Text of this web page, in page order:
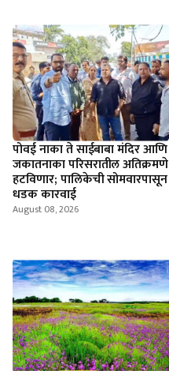
पोवई नाका ते साईबाबा मंदिर आणि
जकातनाका परिसरातील अतिक्रमणे
हटविणार; पालिकेची सोमवारपासून
धडक कारवाई
August 08, 2026